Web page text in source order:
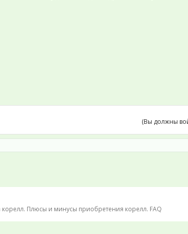
(Вы должны
Плюсы и минусы приобретения корелл. FAQ